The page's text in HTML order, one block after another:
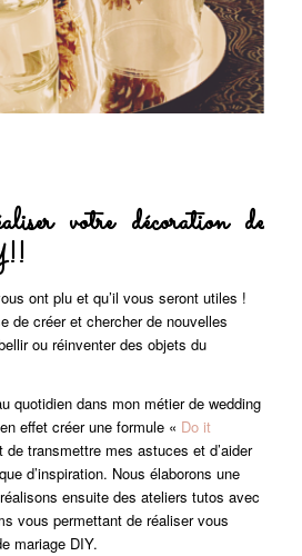
votre décoration de
ont plu et qu’il vous seront utiles !
de créer et chercher de nouvelles
ou réinventer des objets du
quotidien dans mon métier de wedding
effet créer une formule « Do it
transmettre mes astuces et d’aider
d’inspiration. Nous élaborons une
ensuite des ateliers tutos avec
vous permettant de réaliser vous
mariage DIY.